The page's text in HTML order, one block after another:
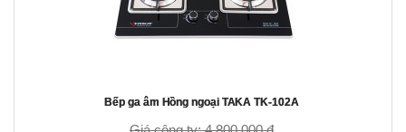
Bếp ga âm Hồng ngoại TAKA TK-102A